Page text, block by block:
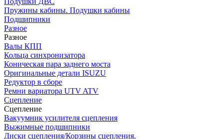
Пружины кабины. Подушки кабины
Подшипники
Разное
Разное
Валы КПП
Кольца синхронизатора
Коническая пара заднего моста
Оригинальные детали ISUZU
Редуктор в сборе
Ремни вариатора UTV ATV
Сцепление
Сцепление
Вакуумник усилителя сцепления
Выжимные подшипники
Диски сцепления/Корзины сцепления.